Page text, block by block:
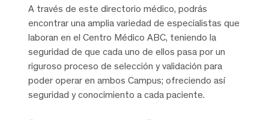
A través de este directorio médico, podrás
encontrar una amplia variedad de especialistas que
laboran en el Centro Médico ABC, teniendo la
seguridad de que cada uno de ellos pasa por un
riguroso proceso de selección y validación para
poder operar en ambos Campus; ofreciendo así
seguridad y conocimiento a cada paciente.